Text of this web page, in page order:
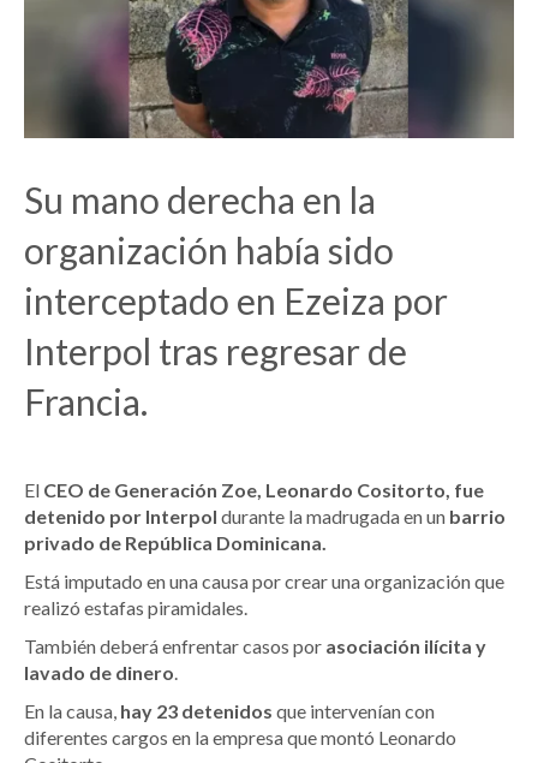
Su mano derecha en la
organización había sido
interceptado en Ezeiza por
Interpol tras regresar de
Francia.
El CEO de Generación Zoe, Leonardo Cositorto, fue
detenido por Interpol durante la madrugada en un barrio
privado de República Dominicana.
Está imputado en una causa por crear una organización que
realizó estafas piramidales.
También deberá enfrentar casos por asociación ilícita y
lavado de dinero.
En la causa, hay 23 detenidos que intervenían con
diferentes cargos en la empresa que montó Leonardo